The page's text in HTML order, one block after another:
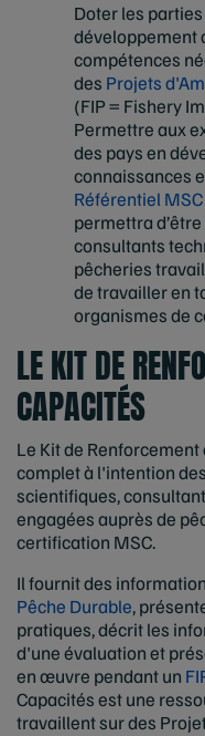
Doter les
développement
compétences
des Projets
(FIP = Fishery
Permettre aux
des pays en
connaissances
Référentiel
permettra
consultants
pêcheries
de travailler en
organismes de
LE KIT DE
CAPACITÉS
Le Kit de
complet à l'intention
scientifiques,
engagées auprès de
certification MSC.
Il fournit des
Pêche Durable,
pratiques, décrit les
d'une évaluation et
en œuvre pendant un
Capacités est une
travaillent sur des